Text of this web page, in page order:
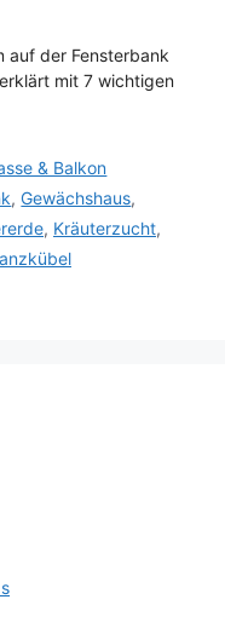
auf der Fensterbank
mit 7 wichtigen
& Balkon
,Gewächshaus,
, Kräuterzucht,